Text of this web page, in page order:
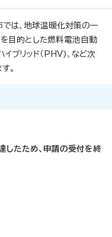
は、地球温暖化対策の一
目的とした燃料電池自動
ブリッド（PHV)、など次
。
したため、申請の受付を終